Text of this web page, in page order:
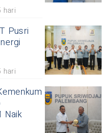
hari
Pusri
hari
Naik